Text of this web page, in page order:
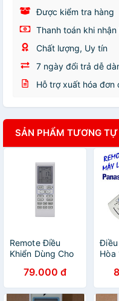
Được kiểm tra hàng
Thanh toán khi nhận
Chất lượng, Uy tín
7 ngày đổi trả dễ
Hỗ trợ xuất hóa đơn
SẢN PHẨM TƯƠNG TỰ
Remote Điều
Khiển Dùng Cho
Hàng chính hãng
79.000 đ
Điều
Hòa